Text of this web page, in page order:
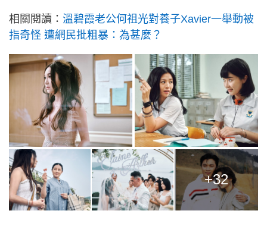
相關閱讀： 溫碧霞老公何祖光對養子Xavier一舉動被
指奇怪 遭網民批粗暴：為甚麼？
+32